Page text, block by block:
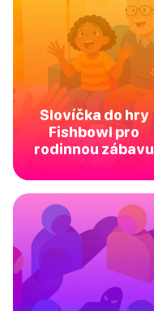
Slovíčka do hry
Fishbowl pro
rodinnou zábavu